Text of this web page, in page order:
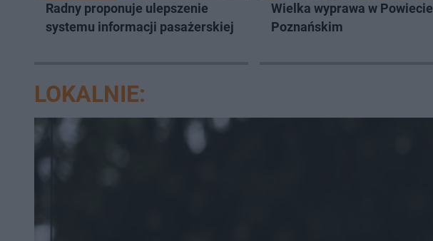
Radny proponuje ulepszenie
systemu informacji pasażerskiej
Wielka wyprawa w Powiecie
Poznańskim
LOKALNIE: